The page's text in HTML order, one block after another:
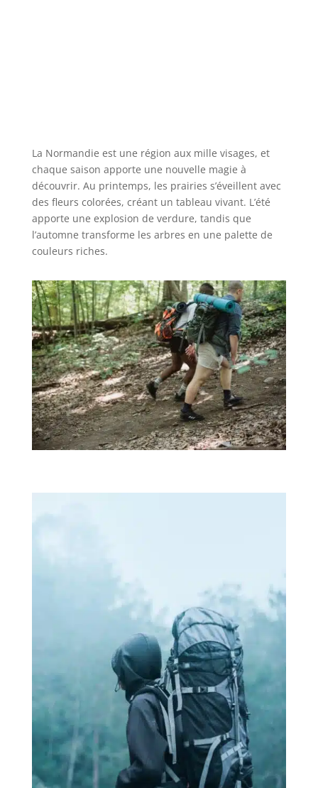
La Normandie est une région aux mille visages, et
chaque saison apporte une nouvelle magie à
découvrir. Au printemps, les prairies s’éveillent avec
des fleurs colorées, créant un tableau vivant. L’été
apporte une explosion de verdure, tandis que
l’automne transforme les arbres en une palette de
couleurs riches.